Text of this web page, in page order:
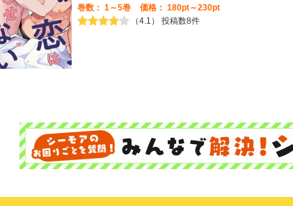
巻数： 1～5巻
価格： 180pt～230pt
（4.1） 投稿数8件